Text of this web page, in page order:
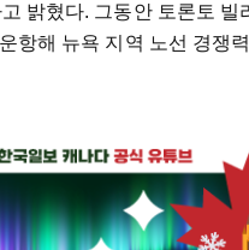
밝혔다. 그동안 토론토
항해 뉴욕 지역 노선 경쟁